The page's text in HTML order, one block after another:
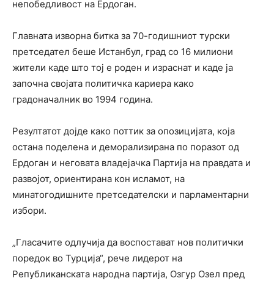
непобедливост на Ердоган.
Главната изворна битка за 70-годишниот турски
претседател беше Истанбул, град со 16 милиони
жители каде што тој е роден и израснат и каде ја
започна својата политичка кариера како
градоначалник во 1994 година.
Резултатот дојде како поттик за опозицијата, која
остана поделена и деморализирана по поразот од
Ердоган и неговата владејачка Партија на правдата и
развојот, ориентирана кон исламот, на
минатогодишните претседателски и парламентарни
избори.
„Гласачите одлучија да воспостават нов политички
поредок во Турција“, рече лидерот на
Републиканската народна партија, Озгур Озел пред